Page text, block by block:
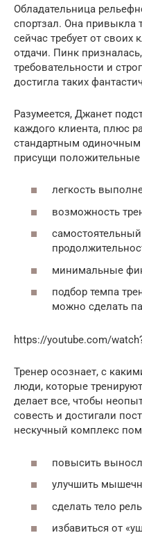
Обладательница
спортзал. Она привыкла
сейчас требует от
отдачи. Пинк
требовательности и
достигла таких
Разумеется, Джанет
каждого клиента, плюс
стандартным
присущи
легкость
возможность
минимальные
подбор темпа
можно сделать
https://youtube.com/
Тренер осознает, с
люди, которые
делает все, чтобы
совесть и достигали
нескучный комплекс
повысить
улучшить
сделать тело
избавиться от